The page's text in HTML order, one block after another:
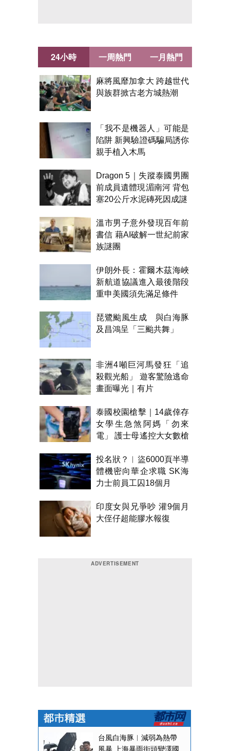
24小時
麻將風靡加拿大 跨越世代
與族群掀古老方城熱潮
「我不是機器人」可能是
陷阱 新興驗證碼騙局誘你
親手植入木馬
Dragon 5｜失蹤泰國男團
前成員遺體現湄南河 背包
塞20公斤水泥磚死因成謎
溫市男子意外發現百年前
書信 藉AI破解一世紀前家
族謎團
伊朗外長：霍爾木茲海峽
新航道協議進入最後階段
重申美國須先滿足條件
琵鷺颱風生成 與白海豚
及昌鴻呈「三颱共舞」
非洲4噸巨河馬發狂「追
殺觀光船」 遊客驚險逃命
畫面曝光｜有片
泰國校園槍擊｜14歲倖存
女學生急煞阿媽「勿來
電」 護士母遙控大女數槍
投名狀？︱盜6000頁半導
體機密向華企求職 SK海
力士前員工囚18個月
印度女與兄爭吵 灌9個月
大侄仔超能膠水報復
一周熱門 一月熱門